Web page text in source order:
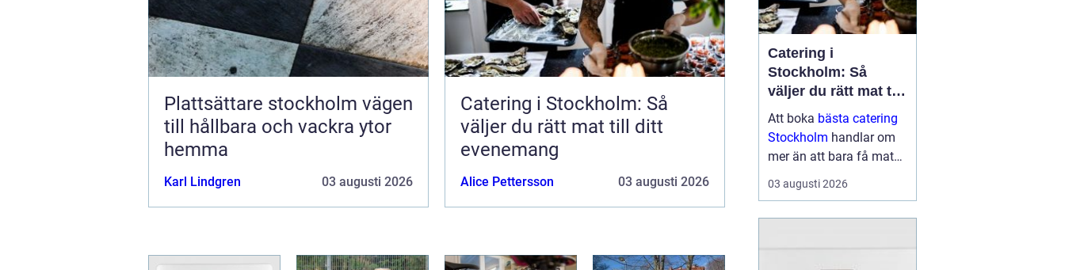
Plattsättare stockholm vägen
till hållbara och vackra ytor
hemma
Karl Lindgren 03 augusti 2026
Catering i Stockholm: Så
väljer du rätt mat till ditt
evenemang
Alice Pettersson 03 augusti 2026
Catering i
Stockholm: Så
väljer du rätt mat till
ditt evenemang
Att boka bästa catering
Stockholm handlar om
mer än att bara få mat
levererad. Rätt meny,
upplägg och service kan
03 augusti 2026